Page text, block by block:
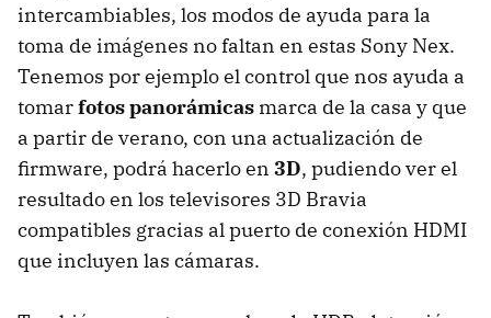
intercambiables, los modos de ayuda para la
toma de imágenes no faltan en estas Sony Nex.
Tenemos por ejemplo el control que nos ayuda a
tomarfotos panorámicas marca de la casa y que
a partir de verano, con una actualización de
firmware, podrá hacerlo en 3D, pudiendo ver el
resultado en los televisores 3D Bravia
compatibles gracias al puerto de conexión HDMI
que incluyen las cámaras.